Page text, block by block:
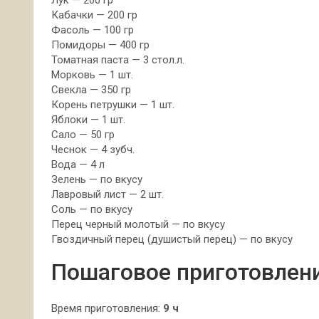
Кабачки — 200 гр
Фасоль — 100 гр
Помидоры — 400 гр
Томатная паста — 3 стол.л.
Морковь — 1 шт.
Свекла — 350 гр
Корень петрушки — 1 шт.
Яблоки — 1 шт.
Сало — 50 гр
Чеснок — 4 зубч.
Вода — 4 л
Зелень — по вкусу
Лавровый лист — 2 шт.
Соль — по вкусу
Перец черный молотый — по вкусу
Гвоздичный перец (душистый перец) — по вкусу
Пошаговое
Время приготовления: 9 ч